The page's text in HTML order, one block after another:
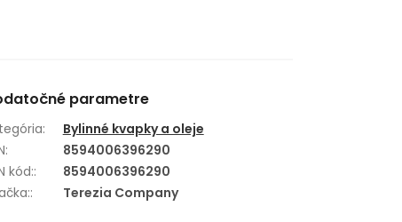
parametre
:
Bylinné kvapky a oleje
:
8594006396290
kód::
8594006396290
: Terezia Company